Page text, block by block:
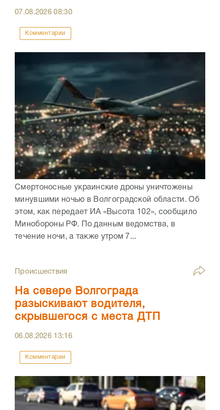
07.08.202608:30
Комментарии
Смертоносные украинские дроны уничтожены
минувшими ночью в Волгоградской области. Об
этом, как передает ИА «Высота 102», сообщило
Минобороны РФ. По данным ведомства, в
течение ночи, а также утром 7...
Происшествия
На севере Волгограда
разыскивают водителя,
скрывшегося с места ДТП
06.08.2026 13:16
Комментарии